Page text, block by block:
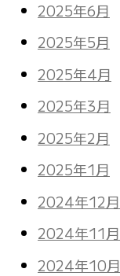
2025年6月
2025年5月
2025年4月
2025年3月
2025年2月
2025年1月
2024年12月
2024年11月
2024年10月